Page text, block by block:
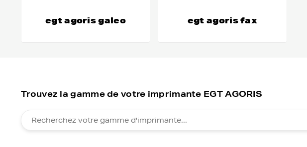
egt agoris galeo egt agoris fax
Trouvez la gamme de votre imprimante EGT AGORIS